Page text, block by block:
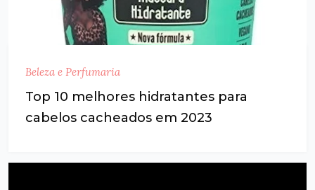
Beleza e Perfumaria
Top 10 melhores hidratantes para
cabelos cacheados em 2023